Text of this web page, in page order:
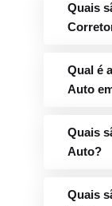
Quais
Qual é
Auto
Quais
Auto?
Quais